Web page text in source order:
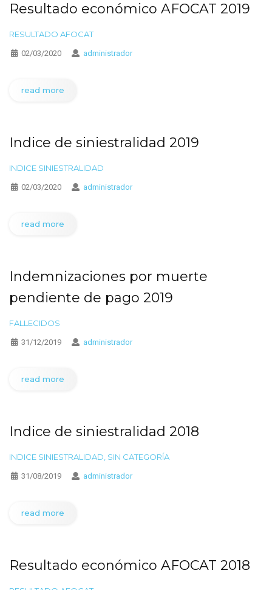
Resultado económico AFOCAT 2019
RESULTADO AFOCAT
02/03/2020 administrador
read more
Indice de siniestralidad 2019
INDICE SINIESTRALIDAD
02/03/2020 administrador
read more
Indemnizaciones por muerte
pendiente de pago 2019
FALLECIDOS
31/12/2019 administrador
read more
Indice de siniestralidad 2018
INDICE SINIESTRALIDAD SIN CATEGORÍA
31/08/2019 administrador
read more
Resultado económico AFOCAT 2018